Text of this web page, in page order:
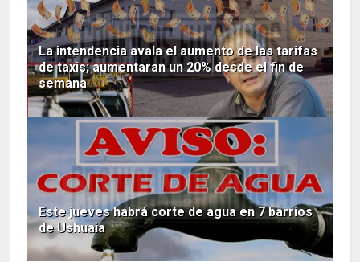
La intendencia avala el aumento de las tarifas
de taxis; aumentaran un 20% desde el fin de
semana
Este jueves habrá corte de agua en 7 barrios
de Ushuaia